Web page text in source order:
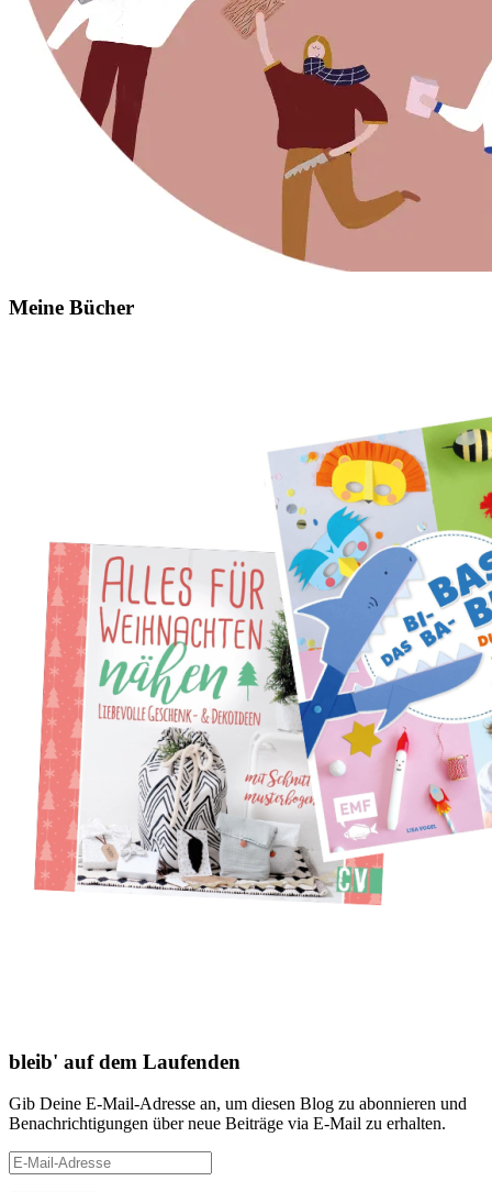
Meine Bücher
bleib' auf dem Laufenden
Gib Deine E-Mail-Adresse an, um diesen Blog zu abonnieren und
Benachrichtigungen über neue Beiträge via E-Mail zu erhalten.
E-
Mail-